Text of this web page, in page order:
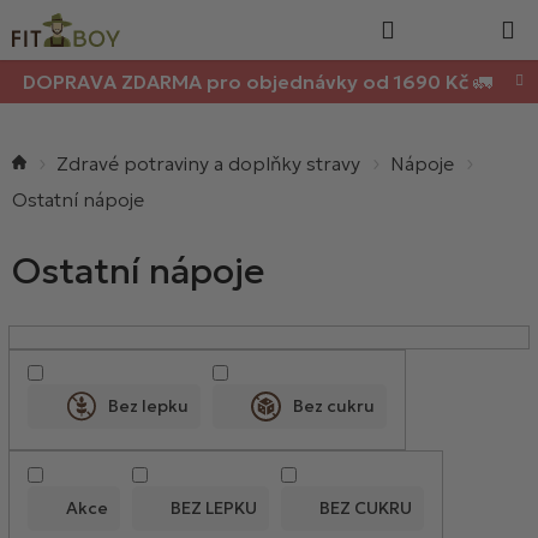
na
obsah
DOPRAVA ZDARMA pro objednávky od 1690 Kč 🚛
košík
Zdravé potraviny a doplňky stravy
Nápoje
Ostatní nápoje
Ostatní nápoje
Akce BEZ LEPKU BEZ CUKRU
Bez lepku Bez cukru
V
i